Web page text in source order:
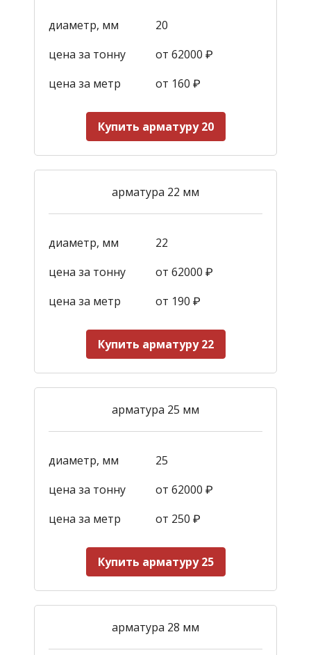
диаметр, мм
20
цена за тонну
от 62000 ₽
цена за метр
от 160 ₽
Купить арматуру 20
арматура 22 мм
диаметр, мм
22
цена за тонну
от 62000 ₽
цена за метр
от 190 ₽
Купить арматуру 22
арматура 25 мм
диаметр, мм
25
цена за тонну
от 62000 ₽
цена за метр
от 250 ₽
Купить арматуру 25
арматура 28 мм